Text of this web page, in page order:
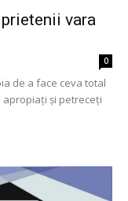
vara
0
de a face ceva total
și petreceți